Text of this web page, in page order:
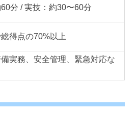
分 / 実技：約30〜60分
得点の70%以上
実務、安全管理、緊急対応な